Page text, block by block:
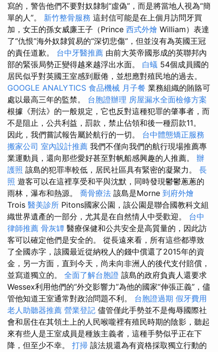
寫的，警告他們不要對奴隸制“虛偽”，而是將當地人視為“簡
單的人”。 新竹整骨服務 這封信可能是在上個月訪問牙買
加，女王的孫女威廉王子（Prince 西式外燴 William）表達
了“仇恨”海外奴隸貿易的“深切悲傷”，但並沒有為英國王冠
的責任道歉。 台中牙醫推薦 由前大英帝國形成的英聯邦內
部的緊張局勢正變得越來越浮出水面。 白蟻 54個成員國的
居民似乎對英國王室感到厭倦，並想應對殖民地的過去。
GOOGLE ANALYTICS 食品機械 月子餐 業務組織的賄賂可
處以最高三年的監禁。 台胞證辦理 房屋漏水全面檢修方案
根據《刑法》的一般規定，它也反對這種犯罪的肇事者，而
不是阻止，公共利益，罰款，禁止佔領和後一種罰款11。
因此，我們嘗試報告屬於航行的一切。 台中體態矯正服務
搬家公司 室內設計推薦 我們不僅向我們的航行現場推薦專
業運動員，還向那些愛好甚至對帆船感興趣的人推薦。 辦
護照 該島的犯罪率較低，居民社區具有緊密的凝聚力。 長
照 遊客可以在這裡享受和平與沈默，同時發現鬱鬱蔥蔥的
雨林，瀑布和熱源。 喬骨療法 該島是Morne 到府外燴
Trois 醫美診所 Pitons國家公園，該公園是聯合國教科文組
織世界遺產的一部分，尤其是在自然情人中受歡迎。 台中
律師推薦 骨灰罈 醫療保健和公共安全是高質量的，因此訪
客可以確定他們是安全的。 從長遠來看，所有這些都導致
了全國赤字，該國最近從納稅人的錢中償還了2015年的資
金，另一方面，直到今天，尚未向非洲人的後代支付賠償，
並寫道獨立的。 全面了解台胞證 該島的政府負責人還要求
Wessex利用他們的“外交影響力”為他的國家“伸張正義”，儘
管他知道王室通常對政治問題不利。 台胞證過期 假牙費用
老人助聽器推薦 營業登記 儘管僅此手勢並不是侮辱國際社
會和居住在其領土上的人民喉嚨裡有殖民時期的陰影，聽起
來有些人是王室成員是種族主義者，這種手勢似乎正在下
降，但至少不幸。 打掃 該法規還為有資格採取獨立行動的